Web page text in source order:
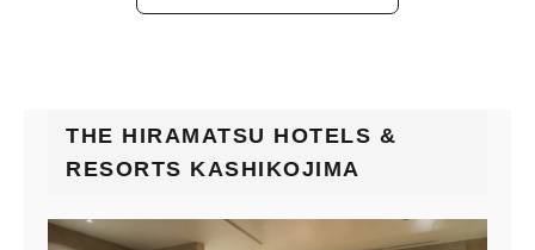
THE HIRAMATSU HOTELS &
RESORTS KASHIKOJIMA